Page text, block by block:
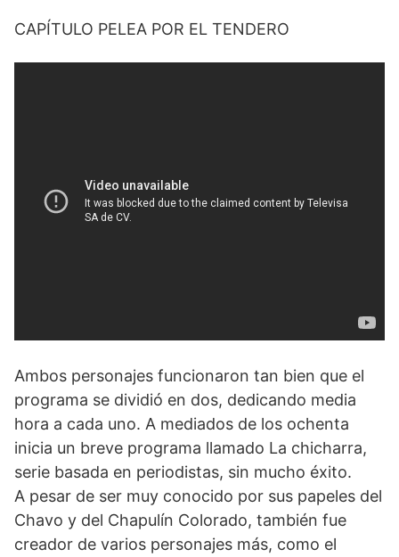
CAPÍTULO PELEA POR EL TENDERO
Ambos personajes funcionaron tan bien que el
programa se dividió en dos, dedicando media
hora a cada uno. A mediados de los ochenta
inicia un breve programa llamado La chicharra,
serie basada en periodistas, sin mucho éxito.
A pesar de ser muy conocido por sus papeles del
Chavo y del Chapulín Colorado, también fue
creador de varios personajes más, como el